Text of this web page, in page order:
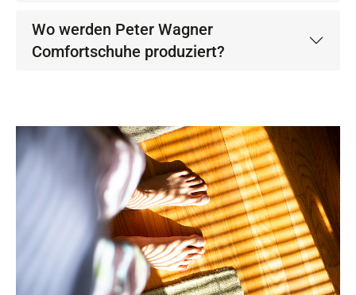
Wo werden Peter Wagner
Comfortschuhe produziert?